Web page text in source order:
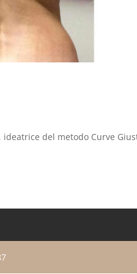
del metodo Curve